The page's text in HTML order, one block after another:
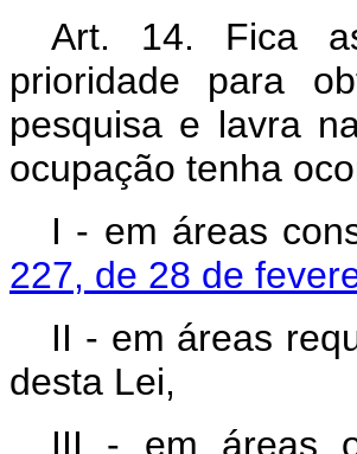
Art. 14. Fica
prioridade para
pesquisa e lavra
ocupação tenha
I - em áreas
227, de 28 de
II - em áreas
desta Lei,
III - em áreas